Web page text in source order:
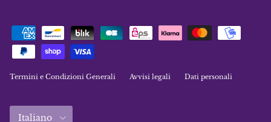
Termini e Condizioni Generali Avvisi legali Dati personali
Lingua
Italiano